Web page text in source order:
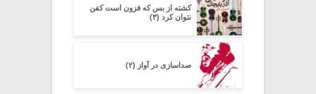
کشته از بس که فزون است کفن
نتوان کرد (۳)
صداسازی در آواز (۲)